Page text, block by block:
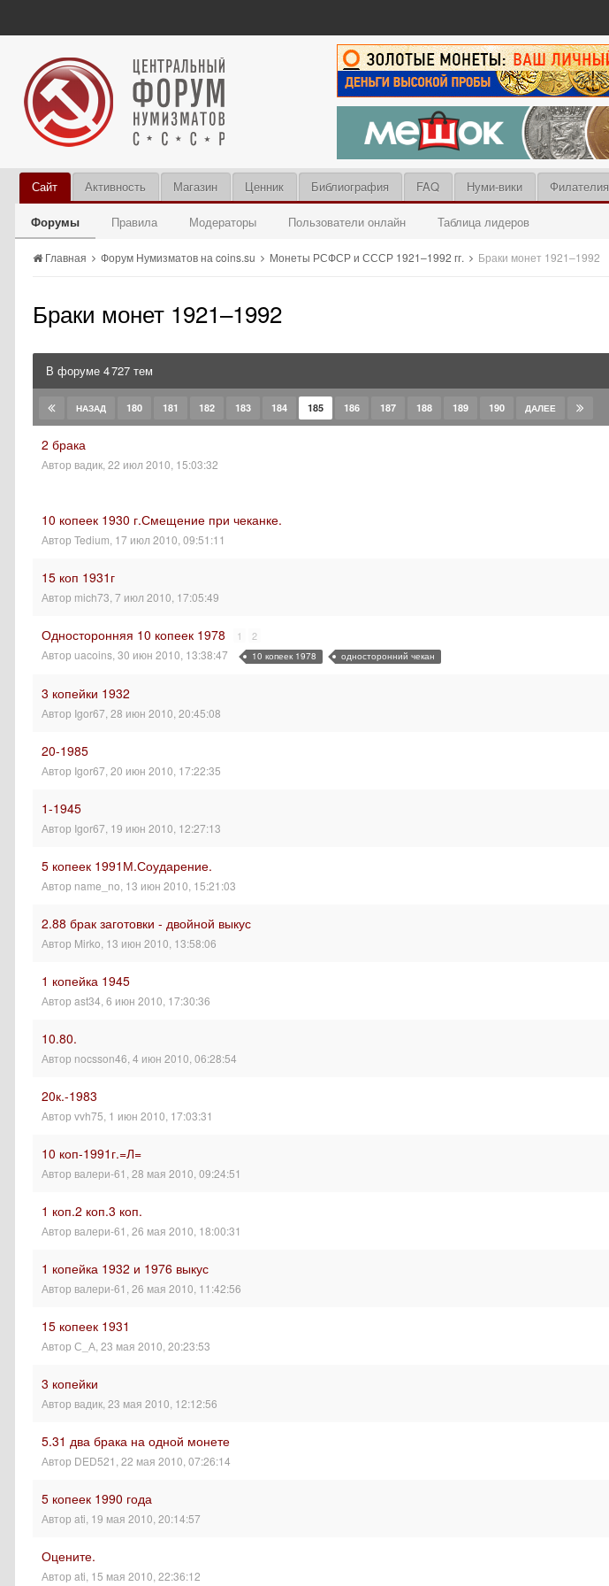
Сайт
Форумы Правила Модераторы Пользователи онлайн Таблица лидеров
Активность Магазин Ценник Библиография FAQ Нуми-вики Филателия
Главная Форум Нумизматов на coins.su Монеты РСФСР и СССР 1921–1992 гг. Браки монет 1921–1992
Браки монет 1921–1992
В форуме 4 727 тем
НАЗАД 180 181 182 183 184 185 186 187 188 189 190 ДАЛЕЕ
2 брака
Автор вадик 22 июл 2010, 15:03:32
10 копеек 1930 г.Смещение при чеканке.
Автор Tedium 17 июл 2010, 09:51:11
15 коп 1931г
Автор mich73 7 июл 2010, 17:05:49
Односторонняя 10 копеек 1978 1 2
Автор uacoins 30 июн 2010, 13:38:47 10 копеек 1978 односторонний чекан
3 копейки 1932
Автор Igor67 28 июн 2010, 20:45:08
20-1985
Автор Igor67 20 июн 2010, 17:22:35
1-1945
Автор Igor67 19 июн 2010, 12:27:13
5 копеек 1991М.Соударение.
Автор name_no 13 июн 2010, 15:21:03
2.88 брак заготовки - двойной выкус
Автор Mirko 13 июн 2010, 13:58:06
1 копейка 1945
Автор ast34 6 июн 2010, 17:30:36
10.80.
Автор nocsson46 4 июн 2010, 06:28:54
20к.-1983
Автор vvh75 1 июн 2010, 17:03:31
10 коп-1991г.=Л=
Автор валери-61 28 мая 2010, 09:24:51
1 коп.2 коп.3 коп.
Автор валери-61 26 мая 2010, 18:00:31
1 копейка 1932 и 1976 выкус
Автор валери-61 26 мая 2010, 11:42:56
15 копеек 1931
Автор С_А 23 мая 2010, 20:23:53
3 копейки
Автор вадик 23 мая 2010, 12:12:56
5.31 два брака на одной монете
Автор DED521 22 мая 2010, 07:26:14
5 копеек 1990 года
Автор ati 19 мая 2010, 20:14:57
Оцените.
Автор ati 15 мая 2010, 22:36:12